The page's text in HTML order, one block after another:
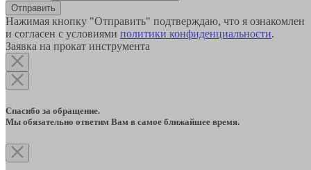
Отправить
Нажимая кнопку "Отправить" подтверждаю, что я ознакомлен
и согласен с условиями политики конфиденциальности.
Заявка на прокат инструмента
Спасибо за обращение.
Мы обязательно ответим Вам в самое ближайшее время.